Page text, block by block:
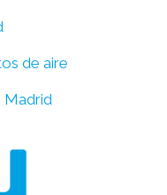
de aire
Madrid